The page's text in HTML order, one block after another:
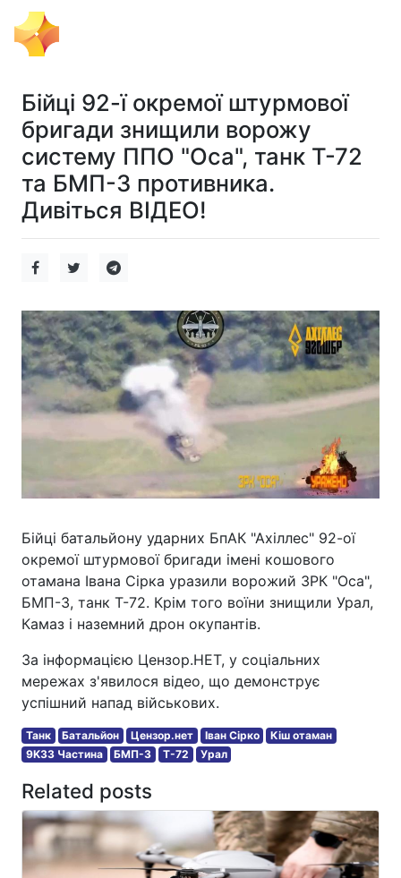
Бійці 92-ї окремої штурмової
бригади знищили ворожу
систему ППО "Оса", танк Т-72
та БМП-3 противника.
Дивіться ВІДЕО!
Бійці батальйону ударних БпАК "Ахіллес" 92-ої
окремої штурмової бригади імені кошового
отамана Івана Сірка уразили ворожий ЗРК "Оса",
БМП-3, танк Т-72. Крім того воїни знищили Урал,
Камаз і наземний дрон окупантів.
За інформацією Цензор.НЕТ, у соціальних
мережах з'явилося відео, що демонструє
успішний напад військових.
Танк Батальйон Цензор.нет Іван Сірко
Кіш отаман
9K33 Частина
БМП-3 T-72 Урал
Related posts